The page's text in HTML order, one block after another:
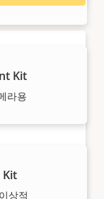
Kit
라용
Kit
상적
시스템 총판